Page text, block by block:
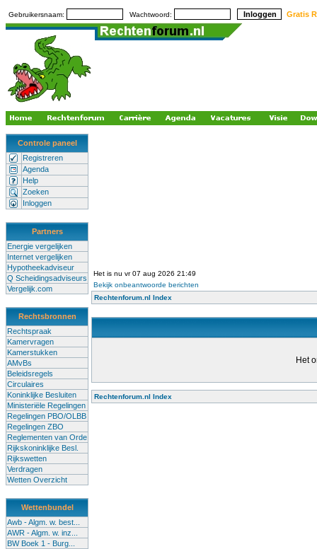
Gebruikersnaam: Wachtwoord: Gratis
Controle paneel
Registreren
Agenda
Help
Zoeken
Inloggen
Partners
Energie vergelijken
Internet vergelijken
Hypotheekadviseur
Q Scheidingsadviseurs
Vergelijk.com
Rechtsbronnen
Rechtspraak
Kamervragen
Kamerstukken
AMvBs
Beleidsregels
Circulaires
Koninklijke Besluiten
Ministeriële Regelingen
Regelingen PBO/OLBB
Regelingen ZBO
Reglementen van Orde
Rijkskoninklijke Besl.
Rijkswetten
Verdragen
Wetten Overzicht
Wettenbundel
Awb - Algm. w. best...
AWR - Algm. w. inz...
BW Boek 1 - Burg...
Het is nu vr 07 aug 2026 21:49
Bekijk onbeantwoorde berichten
Rechtenforum.nl Index
Het
Rechtenforum.nl Index